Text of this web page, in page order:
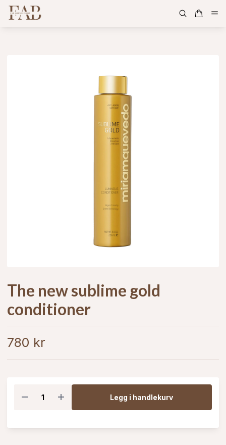
The new sublime gold
conditioner
780 kr
Legg i handlekurv